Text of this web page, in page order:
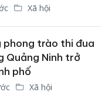
Xã hội
phong trào thi đua
Quảng Ninh trở
phố
Xã hội